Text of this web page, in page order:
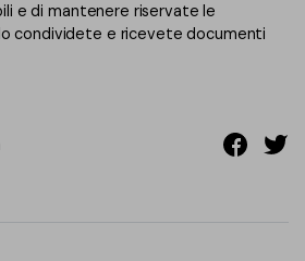
e di mantenere riservate le
condividete e ricevete documenti